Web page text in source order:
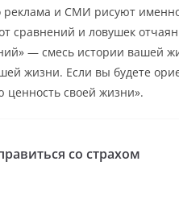
реклама и СМИ рисуют
сравнений и ловушек
— смесь истории вашей
жизни. Если вы будете
ценность своей жизни».
со страхом